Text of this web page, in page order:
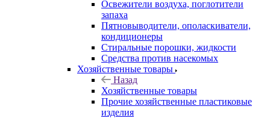
Освежители воздуха, поглотители
запаха
Пятновыводители, ополаскиватели,
кондиционеры
Стиральные порошки, жидкости
Средства против насекомых
Хозяйственные товары
Назад
Хозяйственные товары
Прочие хозяйственные пластиковые
изделия